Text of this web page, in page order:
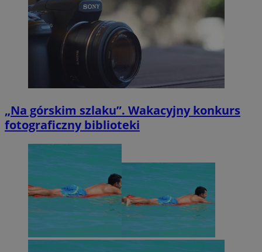
„Na górskim szlaku”. Wakacyjny konkurs
fotograficzny biblioteki